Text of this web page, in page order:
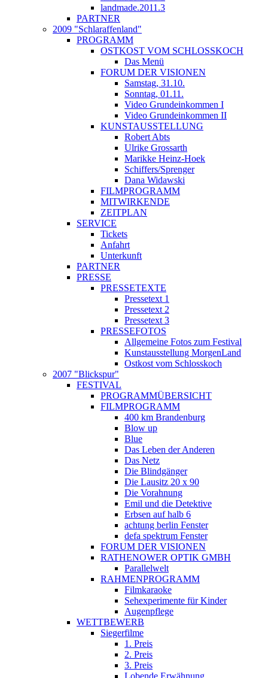
landmade.2011.3
PARTNER
2009 "Schlaraffenland"
PROGRAMM
OSTKOST VOM SCHLOSSKOCH
Das Menü
FORUM DER VISIONEN
Samstag, 31.10.
Sonntag, 01.11.
Video Grundeinkommen I
Video Grundeinkommen II
KUNSTAUSSTELLUNG
Robert Abts
Ulrike Grossarth
Marikke Heinz-Hoek
Schiffers/Sprenger
Dana Widawski
FILMPROGRAMM
MITWIRKENDE
ZEITPLAN
SERVICE
Tickets
Anfahrt
Unterkunft
PARTNER
PRESSE
PRESSETEXTE
Pressetext 1
Pressetext 2
Pressetext 3
PRESSEFOTOS
Allgemeine Fotos zum Festival
Kunstausstellung MorgenLand
Ostkost vom Schlosskoch
2007 "Blickspur"
FESTIVAL
PROGRAMMÜBERSICHT
FILMPROGRAMM
400 km Brandenburg
Blow up
Blue
Das Leben der Anderen
Das Netz
Die Blindgänger
Die Lausitz 20 x 90
Die Vorahnung
Emil und die Detektive
Erbsen auf halb 6
achtung berlin Fenster
defa spektrum Fenster
FORUM DER VISIONEN
RATHENOWER OPTIK GMBH
Parallelwelt
RAHMENPROGRAMM
Filmkaraoke
Sehexperimente für Kinder
Augenpflege
WETTBEWERB
Siegerfilme
1. Preis
2. Preis
3. Preis
Lobende Erwähnung